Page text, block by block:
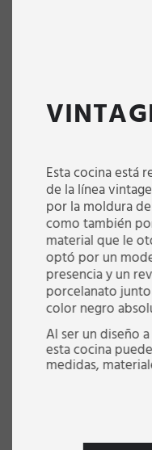
Esta cocina está
de la línea
por la moldura
como también
material que le
optó por un
presencia y un
porcelanato
color negro
Al ser un diseño
esta cocina
medidas,